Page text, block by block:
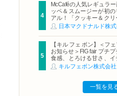
McCaféの人気レギュラ
ッペ＆スムージーが初の
アル！「クッキー＆クリ
コフラッペ」「マンゴー
ー」8月5日（水）から販売
日本マクドナルド株
【キル フェ ボン】＜フ
お知らせ＞FIG fair プチ
食感、とろける甘さ、イ
魅力をたっぷりと。新作
イチジク尽くしの全4種が
キルフェボン株式会社
一覧を見